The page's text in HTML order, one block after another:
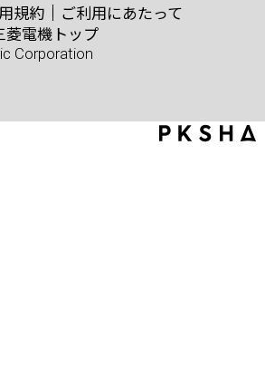
規約
ご利用にあたって
菱電機トップ
Corporation